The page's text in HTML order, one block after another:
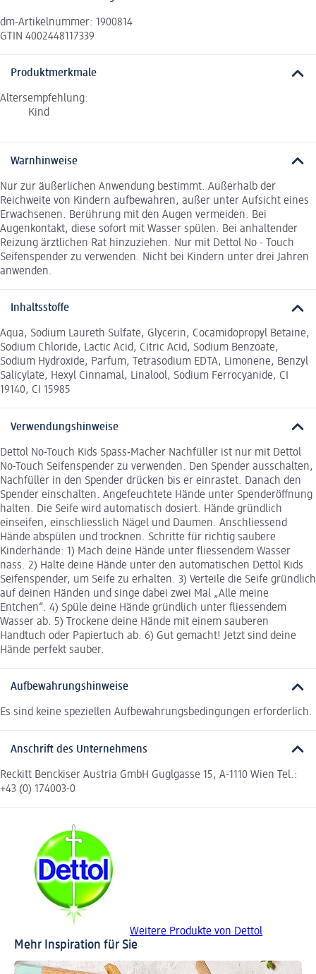
dm-Artikelnummer: 1900814
GTIN 4002448117339
Produktmerkmale
Altersempfehlung:
Kind
Warnhinweise
Nur zur äußerlichen Anwendung bestimmt. Außerhalb der
Reichweite von Kindern aufbewahren, außer unter Aufsicht eines
Erwachsenen. Berührung mit den Augen vermeiden. Bei
Augenkontakt, diese sofort mit Wasser spülen. Bei anhaltender
Reizung ärztlichen Rat hinzuziehen. Nur mit Dettol No - Touch
Seifenspender zu verwenden. Nicht bei Kindern unter drei Jahren
anwenden.
Inhaltsstoffe
Aqua, Sodium Laureth Sulfate, Glycerin, Cocamidopropyl Betaine,
Sodium Chloride, Lactic Acid, Citric Acid, Sodium Benzoate,
Sodium Hydroxide, Parfum, Tetrasodium EDTA, Limonene, Benzyl
Salicylate, Hexyl Cinnamal, Linalool, Sodium Ferrocyanide, CI
19140, CI 15985
Verwendungshinweise
Dettol No-Touch Kids Spass-Macher Nachfüller ist nur mit Dettol
No-Touch Seifenspender zu verwenden. Den Spender ausschalten,
Nachfüller in den Spender drücken bis er einrastet. Danach den
Spender einschalten. Angefeuchtete Hände unter Spenderöffnung
halten. Die Seife wird automatisch dosiert. Hände gründlich
einseifen, einschliesslich Nägel und Daumen. Anschliessend
Hände abspülen und trocknen. Schritte für richtig saubere
Kinderhände: 1) Mach deine Hände unter fliessendem Wasser
nass. 2) Halte deine Hände unter den automatischen Dettol Kids
Seifenspender, um Seife zu erhalten. 3) Verteile die Seife gründlich
auf deinen Händen und singe dabei zwei Mal „Alle meine
Entchen“. 4) Spüle deine Hände gründlich unter fliessendem
Wasser ab. 5) Trockene deine Hände mit einem sauberen
Handtuch oder Papiertuch ab. 6) Gut gemacht! Jetzt sind deine
Hände perfekt sauber.
Aufbewahrungshinweise
Es sind keine speziellen Aufbewahrungsbedingungen erforderlich.
Anschrift des Unternehmens
Reckitt Benckiser Austria GmbH Guglgasse 15, A-1110 Wien Tel.:
+43 (0) 174003-0
Weitere Produkte von Dettol
Mehr Inspiration für Sie